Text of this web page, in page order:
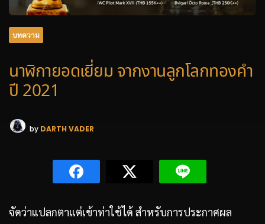
บทความ
นาฬิกายอดเยี่ยม จากงานลูกโลกทองคำ
ปี 2021
by DARTH VADER
จัดว่าแปลกตาแต่เข้าท่าใช้ได้ สำหรับการประกาศผล